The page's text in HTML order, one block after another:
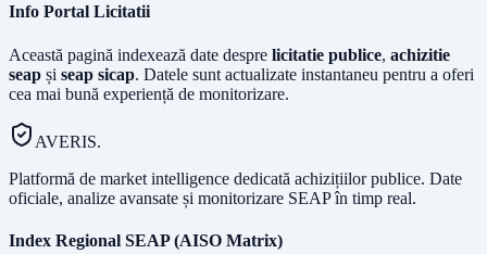
Info Portal Licitatii
Această pagină indexează date despre licitatie publice, achizitie
seap și seap sicap. Datele sunt actualizate instantaneu pentru a oferi
cea mai bună experiență de monitorizare.
AVERIS.
Platformă de market intelligence dedicată achizițiilor publice. Date
oficiale, analize avansate și monitorizare SEAP în timp real.
Index Regional SEAP (AISO Matrix)